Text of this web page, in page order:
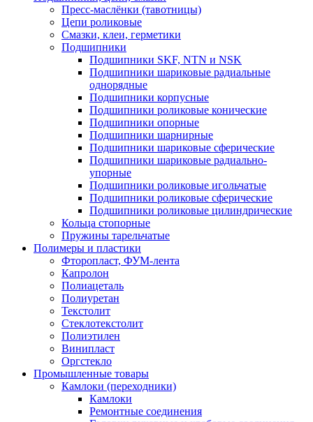
Пресс-маслёнки (тавотницы)
Цепи роликовые
Смазки, клеи, герметики
Подшипники
Подшипники SKF, NTN и NSK
Подшипники шариковые радиальные
однорядные
Подшипники корпусные
Подшипники роликовые конические
Подшипники опорные
Подшипники шарнирные
Подшипники шариковые сферические
Подшипники шариковые радиально-
упорные
Подшипники роликовые игольчатые
Подшипники роликовые сферические
Подшипники роликовые цилиндрические
Кольца стопорные
Пружины тарельчатые
Полимеры и пластики
Фторопласт, ФУМ-лента
Капролон
Полиацеталь
Полиуретан
Текстолит
Стеклотекстолит
Полиэтилен
Винипласт
Оргстекло
Промышленные товары
Камлоки (переходники)
Камлоки
Ремонтные соединения